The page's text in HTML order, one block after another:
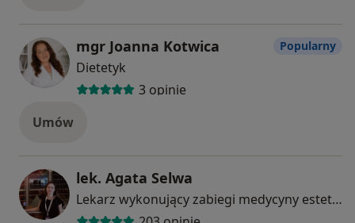
mgr Joanna Kotwica
Dietetyk
3 opinie
Popularny
Umów
lek. Agata Selwa
Lekarz wykonujący zabiegi medycyny estetycznej, Internista